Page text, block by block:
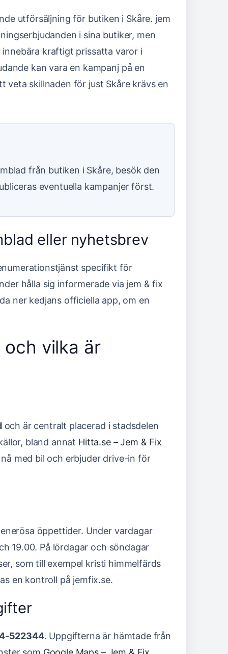
utförsäljning för butiken i Skåre. jem
i sina butiker, men
kraftigt prissatta varor i
kan vara en kampanj på en
veta skillnaden för just Skåre krävs en
från butiken i Skåre, besök den
eventuella kampanjer först.
eller nyhetsbrev
specifikt för
hålla sig informerade via jem & fix
ner kedjans officiella app, om en
och vilka är
och är centralt placerad i stadsdelen
bland annat Hitta.se – Jem & Fix
med bil och erbjuder drive-in för
öppettider. Under vardagar
19.00. På lördagar och söndagar
som till exempel kristi himmelfärds
en kontroll på jemfix.se.
522344. Uppgifterna är hämtade från